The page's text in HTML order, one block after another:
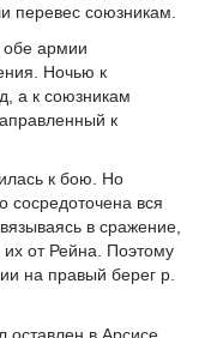
перевес союзникам.
обе армии
Ночью к
а к союзникам
к
к бою. Но
сосредоточена вся
в сражение,
их от Рейна. Поэтому
на правый берег р.